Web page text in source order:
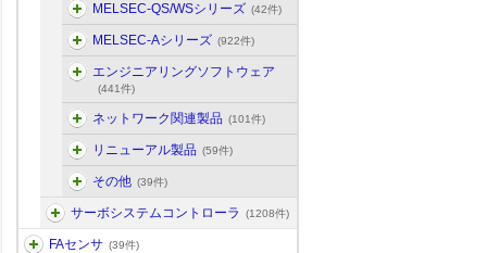
MELSEC-QS/WSシリーズ (42件)
MELSEC-Aシリーズ (922件)
エンジニアリングソフトウェア
(441件)
ネットワーク関連製品 (101件)
リニューアル製品 (59件)
その他 (39件)
サーボシステムコントローラ (1208件)
FAセンサ (39件)